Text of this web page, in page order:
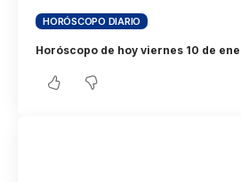
HORÓSCOPO DIARIO
Horóscopo de hoy viernes 10 de